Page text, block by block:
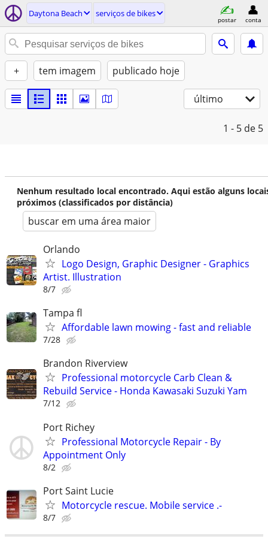
Daytona Beach serviços de bikes
postar conta
+ tem imagem publicado hoje
último
1 - 5 de 5
Nenhum resultado local encontrado. Aqui estão alguns
próximos (classificados por distância)
buscar em uma área maior
Orlando
Logo Design, Graphic Designer - Graphics
Artist. Illustration
8/7
Tampa fl
Affordable lawn mowing - fast and reliable
7/28
Brandon Riverview
Professional motorcycle Carb Clean &
Rebuild Service - Honda Kawasaki Suzuki Yam
7/12
Port Richey
Professional Motorcycle Repair - By
Appointment Only
8/2
Port Saint Lucie
Motorcycle rescue. Mobile service .-
8/7